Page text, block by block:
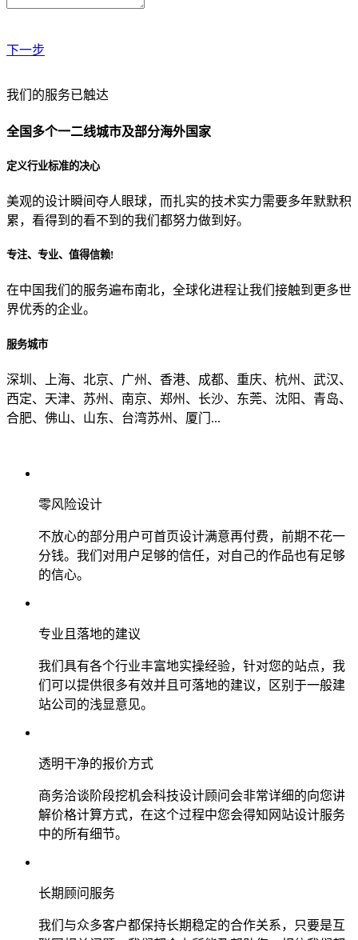
下一步
贵公司预算范围是？
贵公司的团队规模是？
目前主要的营销渠道是？
我们的服务已触达
全国多个一二线城市及部分海外国家
定义行业标准的决心
美观的设计瞬间夺人眼球，而扎实的技术实力需要多年默默积
累，看得到的看不到的我们都努力做到好。
专注、专业、值得信赖!
在中国我们的服务遍布南北，全球化进程让我们接触到更多世
界优秀的企业。
服务城市
深圳、上海、北京、广州、香港、成都、重庆、杭州、武汉、
西定、天津、苏州、南京、郑州、长沙、东莞、沈阳、青岛、
合肥、佛山、山东、台湾苏州、厦门...
零风险设计
不放心的部分用户可首页设计满意再付费，前期不花一
分钱。我们对用户足够的信任，对自己的作品也有足够
的信心。
专业且落地的建议
我们具有各个行业丰富地实操经验，针对您的站点，我
们可以提供很多有效并且可落地的建议，区别于一般建
站公司的浅显意见。
透明干净的报价方式
商务洽谈阶段挖机会科技设计顾问会非常详细的向您讲
解价格计算方式，在这个过程中您会得知网站设计服务
中的所有细节。
长期顾问服务
我们与众多客户都保持长期稳定的合作关系，只要是互